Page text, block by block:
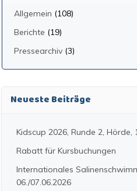
Allgemein (108)
Berichte (19)
Pressearchiv (3)
Neueste Beiträge
Kidscup 2026, Runde 2, Hörde,
Rabatt für Kursbuchungen
Internationales
06./07.06.2026